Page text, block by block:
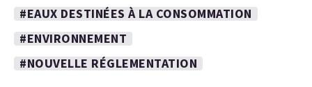
#EAUX DESTINÉES À LA CONSOMMATION
#ENVIRONNEMENT
#NOUVELLE RÉGLEMENTATION